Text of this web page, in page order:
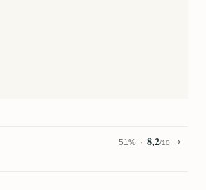
51% 8,2/10